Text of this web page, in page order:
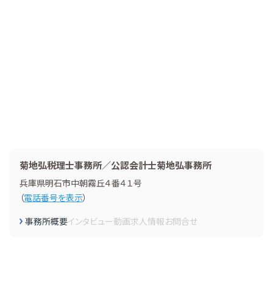
菊地弘税理士事務所／公認会計士菊地弘事務所
兵庫県明石市中朝霧丘４番４１号
（電話番号を表示）
事務所概要インタビュー動画求人情報お問合せ